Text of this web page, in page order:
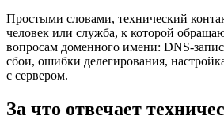
Простыми словами, технический
человек или служба, к которой
вопросам доменного имени: DNS-
сбои, ошибки делегирования,
с сервером.
За что отвечает